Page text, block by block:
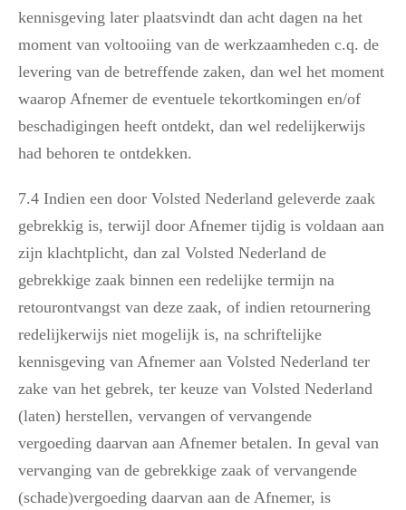
kennisgeving later plaatsvindt dan acht dagen na het
moment van voltooiing van de werkzaamheden c.q. de
levering van de betreffende zaken, dan wel het moment
waarop Afnemer de eventuele tekortkomingen en/of
beschadigingen heeft ontdekt, dan wel redelijkerwijs
had behoren te ontdekken.
7.4 Indien een door Volsted Nederland geleverde zaak
gebrekkig is, terwijl door Afnemer tijdig is voldaan aan
zijn klachtplicht, dan zal Volsted Nederland de
gebrekkige zaak binnen een redelijke termijn na
retourontvangst van deze zaak, of indien retournering
redelijkerwijs niet mogelijk is, na schriftelijke
kennisgeving van Afnemer aan Volsted Nederland ter
zake van het gebrek, ter keuze van Volsted Nederland
(laten) herstellen, vervangen of vervangende
vergoeding daarvan aan Afnemer betalen. In geval van
vervanging van de gebrekkige zaak of vervangende
(schade)vergoeding daarvan aan de Afnemer, is